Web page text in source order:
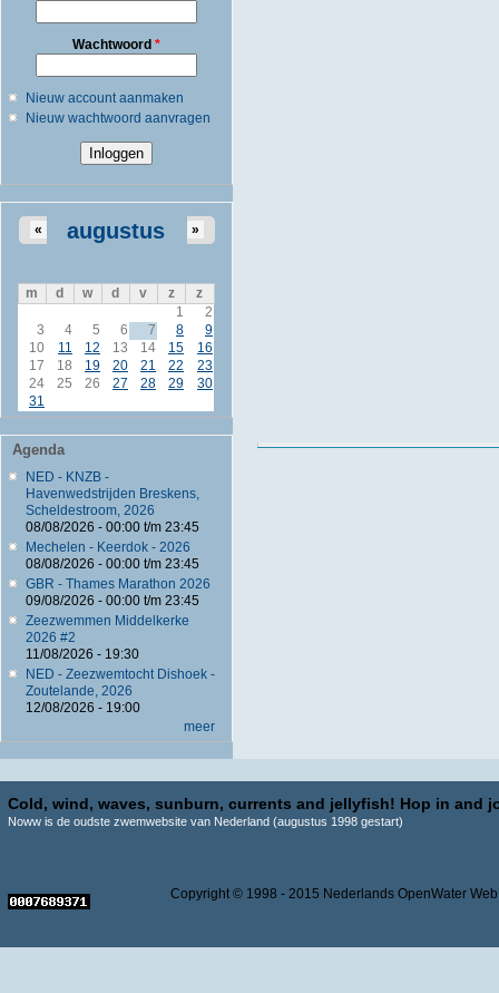
Wachtwoord *
Nieuw account aanmaken
Nieuw wachtwoord aanvragen
augustus
« »
m d w d v z
z
1
2
3
4 5 6 7 8
9
10
11 12 13 14 15
16
17
18 19 20 21 22
23
24
25 26 27 28 29
30
31
Agenda
NED - KNZB -
Havenwedstrijden Breskens,
Scheldestroom, 2026
08/08/2026 - 00:00t/m 23:45
Mechelen - Keerdok - 2026
08/08/2026 - 00:00t/m 23:45
GBR - Thames Marathon 2026
09/08/2026 - 00:00t/m 23:45
Zeezwemmen Middelkerke
2026 #2
11/08/2026 - 19:30
NED - Zeezwemtocht Dishoek -
Zoutelande, 2026
12/08/2026 - 19:00
meer
Cold, wind, waves, sunburn, currents and jellyfish! Hop in and
Noww is de oudste zwemwebsite van Nederland (augustus 1998 gestart)
Copyright © 1998 - 2015 Nederlands OpenWater